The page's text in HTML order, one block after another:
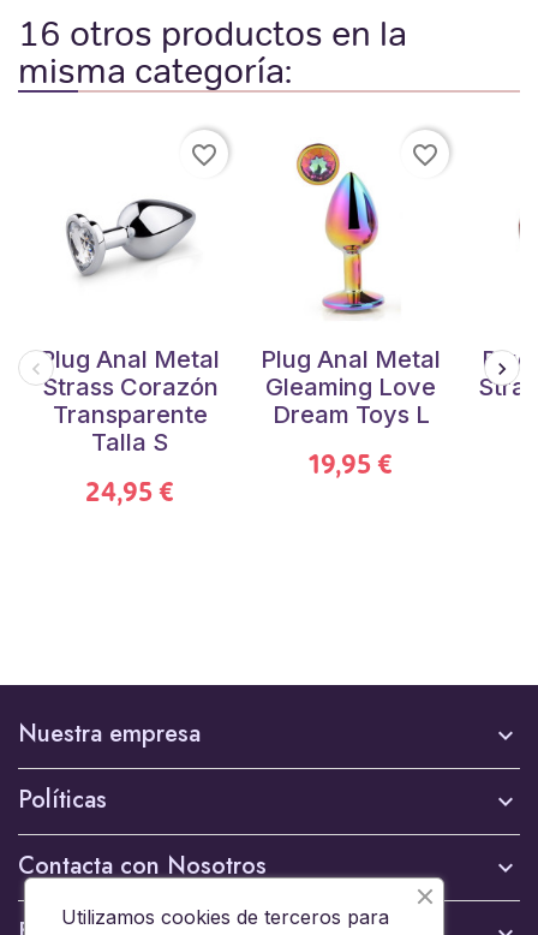
16 otros productos en la
misma categoría:
Plug Anal Metal
Strass Corazón
Transparente
Talla S
24,95 €
favorite_border
Plug Anal Metal
Gleaming Love
Dream Toys L
19,95 €
favorite_border
Nuestra empresa 
Políticas 
Contacta con Nosotros 
Utilizamos cookies de terceros para